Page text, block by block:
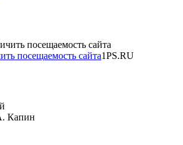
посещаемость сайта1PS.RU
Капин